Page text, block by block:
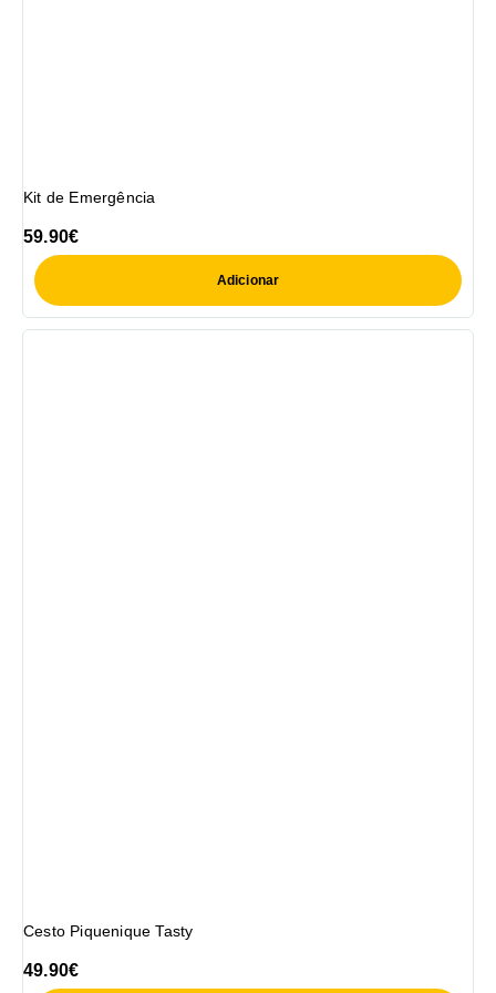
Kit de Emergência
59.90€
Adicionar
Cesto Piquenique Tasty
49.90€